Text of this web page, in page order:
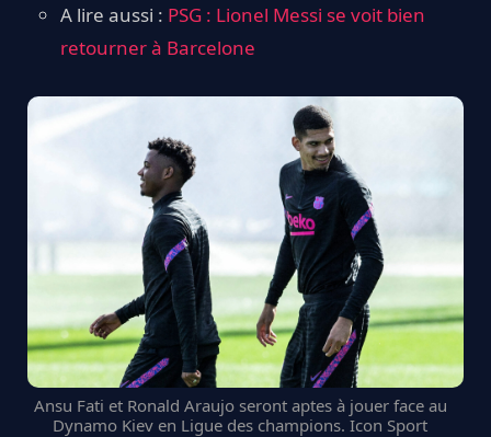
A lire aussi : PSG : Lionel Messi se voit bien
retourner à Barcelone
Ansu Fati et Ronald Araujo seront aptes à jouer face au
Dynamo Kiev en Ligue des champions. Icon Sport